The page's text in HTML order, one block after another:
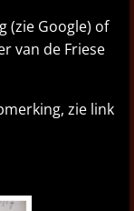
(zie Google) of
van de Friese
zie link